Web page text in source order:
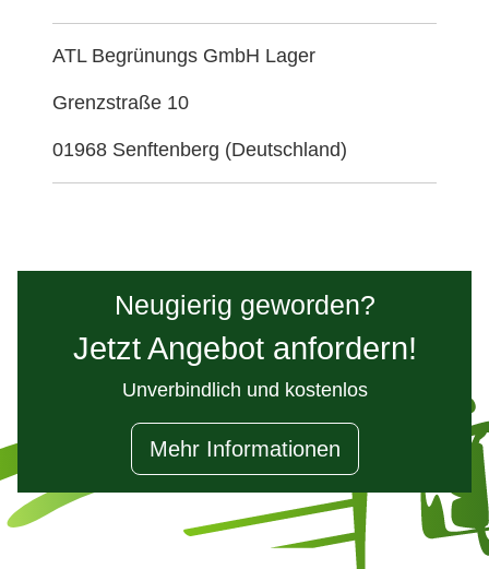
ATL Begrünungs GmbH Lager
Grenzstraße 10
01968 Senftenberg (Deutschland)
Neugierig geworden?
Jetzt Angebot anfordern!
Unverbindlich und kostenlos
Mehr Informationen